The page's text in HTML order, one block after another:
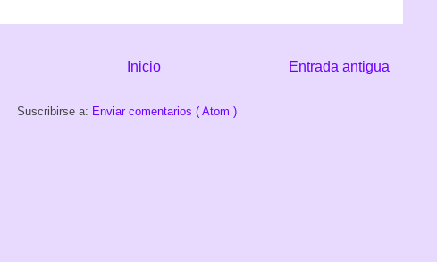
Entrada antigua
Inicio
Suscribirse a: Enviar comentarios ( Atom )